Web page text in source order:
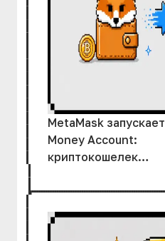
MetaMask запускает
Money Account:
криптокошелек
банковский счет